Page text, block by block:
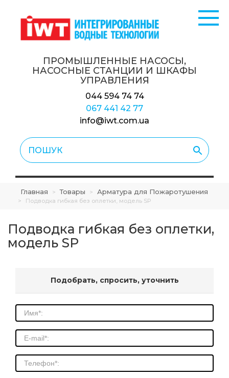
ПРОМЫШЛЕННЫЕ НАСОСЫ,
НАСОСНЫЕ СТАНЦИИ И ШКАФЫ
УПРАВЛЕНИЯ
044 594 74 74
067 441 42 77
info@iwt.com.ua
Главная > Товары > Арматура для Пожаротушения
> Подводка гибкая без оплетки, модель SP
Подводка гибкая без оплетки,
модель SP
Подобрать, спросить, уточнить